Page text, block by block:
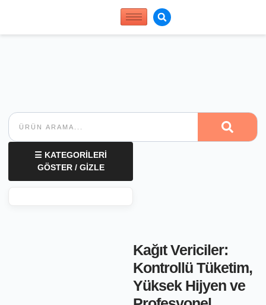
☰ KATEGORİLERİ
GÖSTER / GİZLE
Kağıt Vericiler:
Kontrollü Tüketim,
Yüksek Hijyen ve